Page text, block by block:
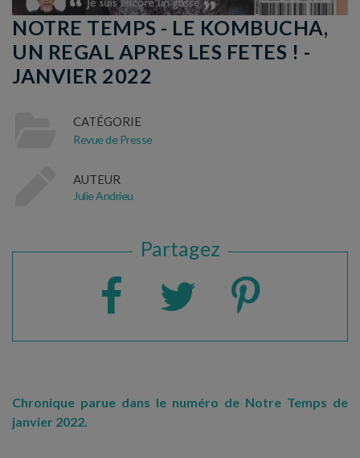
NOTRE TEMPS - LE KOMBUCHA,
UN REGAL APRES LES FETES ! -
JANVIER 2022
CATÉGORIE
Revue de Presse
AUTEUR
Julie Andrieu
Partagez
Chronique parue dans le numéro de Notre Temps de
janvier 2022.